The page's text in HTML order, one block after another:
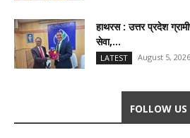
हाथरस : उत्तर प्रदेश
सेवा,...
LATEST August 5, 2026
FOLLOW US